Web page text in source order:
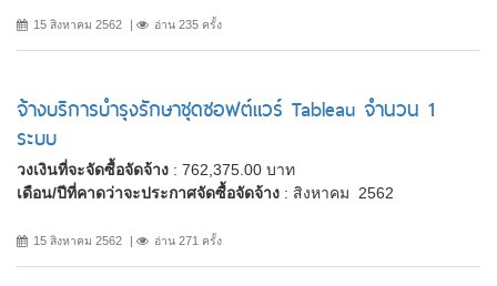
15 สิงหาคม 2562 อ่าน 235 ครั้ง
จ้างบริการบำรุงรักษาชุดซอฟต์แวร์ Tableau จำนวน 1
ระบบ
วงเงินที่จะจัดซื้อจัดจ้าง : 762,375.00 บาท
เดือน/ปีที่คาดว่าจะประกาศจัดซื้อจัดจ้าง : สิงหาคม 2562
15 สิงหาคม 2562 อ่าน 271 ครั้ง